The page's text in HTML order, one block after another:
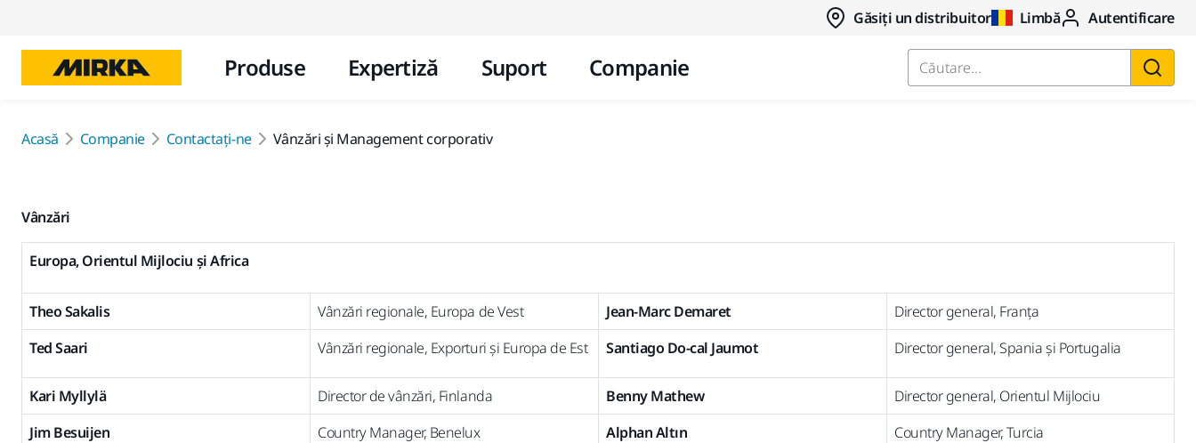
Găsiți un distribuitor Limbă Autentificare
Produse Expertiză Suport Companie Căutare...
Acasă Companie Contactaţi-ne Vânzări și Management corporativ
Vânzări
Europa, Orientul Mijlociu și Africa
Theo Sakalis Vânzări regionale, Europa de Vest Jean-Marc Demaret
Director general, Franța
Ted Saari
Vânzări regionale, Exporturi și Europa de Est Santiago Do-cal Jaumot Director general, Spania și Portugalia
Kari Myllylä Director de vânzări, Finlanda Benny Mathew
Director general, Orientul Mijlociu
Jim Besuijen
Country Manager, Benelux Alphan Altın
Country Manager, Turcia